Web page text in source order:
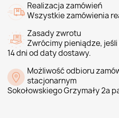
Realizacja zamówień
Wszystkie zamówienia
Zasady zwrotu
Zwrócimy pieniądze,
14 dni od daty dostawy.
Możliwość odbioru
stacjonarnym
Sokołowskiego Grzymały 2a